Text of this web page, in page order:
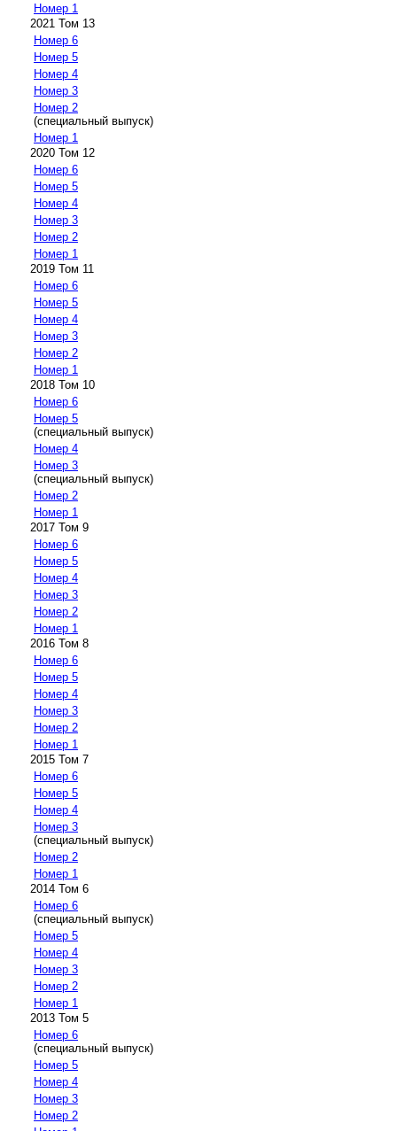
Номер 1
2021 Том 13
Номер 6
Номер 5
Номер 4
Номер 3
Номер 2
(специальный выпуск)
Номер 1
2020 Том 12
Номер 6
Номер 5
Номер 4
Номер 3
Номер 2
Номер 1
2019 Том 11
Номер 6
Номер 5
Номер 4
Номер 3
Номер 2
Номер 1
2018 Том 10
Номер 6
Номер 5
(специальный выпуск)
Номер 4
Номер 3
(специальный выпуск)
Номер 2
Номер 1
2017 Том 9
Номер 6
Номер 5
Номер 4
Номер 3
Номер 2
Номер 1
2016 Том 8
Номер 6
Номер 5
Номер 4
Номер 3
Номер 2
Номер 1
2015 Том 7
Номер 6
Номер 5
Номер 4
Номер 3
(специальный выпуск)
Номер 2
Номер 1
2014 Том 6
Номер 6
(специальный выпуск)
Номер 5
Номер 4
Номер 3
Номер 2
Номер 1
2013 Том 5
Номер 6
(специальный выпуск)
Номер 5
Номер 4
Номер 3
Номер 2